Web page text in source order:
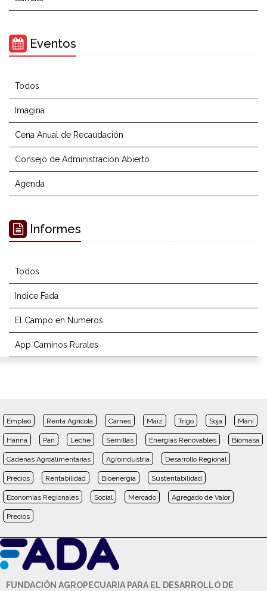
Eventos
Todos
Imagina
Cena Anual de Recaudación
Consejo de Administración Abierto
Agenda
Informes
Todos
Indice Fada
El Campo en Números
App Caminos Rurales
Empleo Renta Agrícola Carnes Maíz Trigo Soja Maní
Harina Pan Leche Semillas Energías Renovables Biomasa
Cadenas Agroalimentarias Agroindustria Desarrollo Regional
Precios Rentabilidad Bioenergía Sustentabilidad
Economías Regionales Social Mercado Agregado de Valor
Precios
FUNDACIÓN AGROPECUARIA PARA EL DESARROLLO DE